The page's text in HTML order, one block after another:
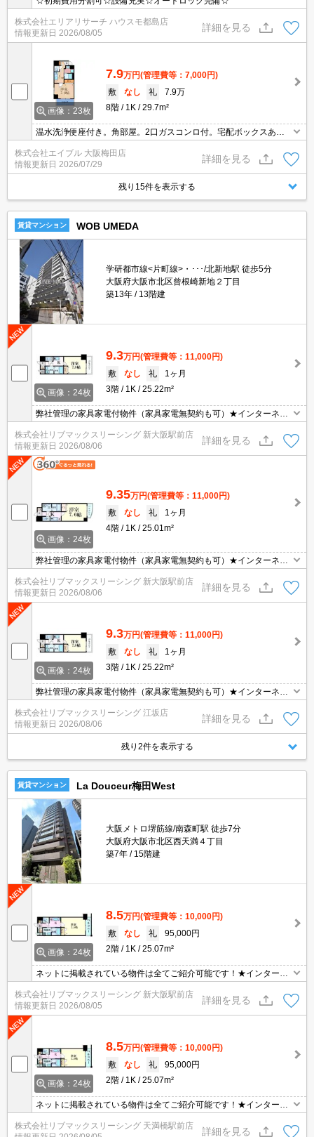
株式会社エリアリサーチ ハウスモ都島店
情報更新日 2026/08/05
詳細を見る
画像：23枚
7.9万円(管理費等：7,000円)
敷
なし 礼
7.9万
8階
1K 29.7m²
温水洗浄便座付き。角部屋。2口ガスコンロ付。宅配ボックスあ
り。浴室乾燥機付。
株式会社エイブル 大阪梅田店
情報更新日 2026/07/29
詳細を見る
残り15件を表示する
賃貸マンション WOB UMEDA
学研都市線<片町線>・･･･/北新地駅 徒歩5分
大阪府大阪市北区曾根崎新地２丁目
築13年
13階建
画像：24枚
9.3万円(管理費等：11,000円)
敷
なし 礼
1ヶ月
3階
1K 25.22m²
弊社管理の家具家電付物件（家具家電無契約も可）★インターネッ
ト・Wi-Fi無料+毎月50Gまで外出先でも使えるポケットWi-Fi付★初
期費用クレジット決済可★ベッド、洗濯機、冷蔵庫、掃除機、テレ
ビ、デスク、照明、カーテン等の生活必需品が揃っています♪スーパ
ーにも近くて便利です♪
株式会社リブマックスリーシング 新大阪駅前店
情報更新日 2026/08/06
詳細を見る
画像：24枚
9.35万円(管理費等：11,000円)
敷
なし 礼
1ヶ月
4階
1K 25.01m²
弊社管理の家具家電付物件（家具家電無契約も可）★インターネッ
期費用クレジット決済可★ベッド、洗濯機、冷蔵庫、掃除機、テレ
ビ、デスク、照明、カーテン等の生活必需品が揃っています♪スーパ
株式会社リブマックスリーシング 新大阪駅前店
情報更新日 2026/08/06
詳細を見る
画像：24枚
9.3万円(管理費等：11,000円)
敷
なし 礼
1ヶ月
3階
1K 25.22m²
弊社管理の家具家電付物件（家具家電無契約も可）★インターネッ
期費用クレジット決済可★ベッド、洗濯機、冷蔵庫、掃除機、テレ
ビ、デスク、照明、カーテン等の生活必需品が揃っています♪スーパ
株式会社リブマックスリーシング 江坂店
情報更新日 2026/08/06
詳細を見る
残り2件を表示する
賃貸マンション La Douceur梅田West
大阪メトロ堺筋線/南森町駅 徒歩7分
大阪府大阪市北区西天満４丁目
築7年
15階建
画像：24枚
8.5万円(管理費等：10,000円)
敷
なし 礼
95,000円
2階
1K 25.07m²
ネットに掲載されている物件は全てご紹介可能です！★インターネ
セパレート。宅配ボックスなど設備が充実しています。
株式会社リブマックスリーシング 新大阪駅前店
情報更新日 2026/08/05
詳細を見る
画像：24枚
8.5万円(管理費等：10,000円)
敷
なし 礼
95,000円
2階
1K 25.07m²
ネットに掲載されている物件は全てご紹介可能です！★インターネ
セパレート。宅配ボックスなど設備が充実しています。
株式会社リブマックスリーシング 天満橋駅前店
詳細を見る